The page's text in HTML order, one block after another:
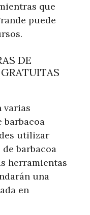
que
puede
DE
varias
barbacoa
utilizar
barbacoa
herramientas
una
en